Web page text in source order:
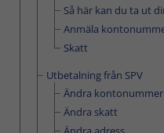
Så här kan du ta ut
Anmäla
Skatt
Utbetalning från SPV
Ändra kontonummer
Ändra skatt